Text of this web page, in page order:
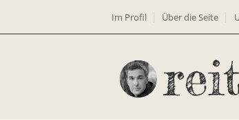
Im Profil Über die Seite